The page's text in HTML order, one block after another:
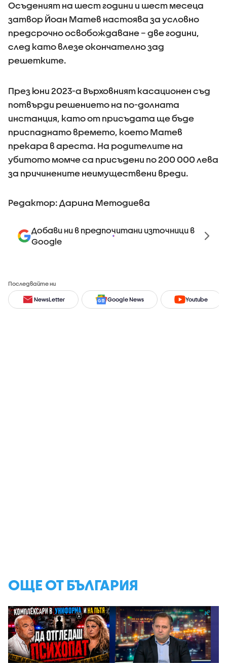
Осъденият на шест години и шест месеца
затвор Йоан Матев настоява за условно
предсрочно освобождаване – две години,
след като влезе окончателно зад
решетките.
През юни 2023-а Върховният касационен съд
потвърди решението на по-долната
инстанция, като от присъдата ще бъде
приспаднато времето, което Матев
прекара в ареста. На родителите на
убитото момче са присъдени по 200 000 лева
за причинените неимуществени вреди.
Редактор: Дарина Методиева
Добави ни в предпочитани източници в
Google
Последвайте ни
NewsLetter Google News Youtube
ОЩЕ ОТ БЪЛГАРИЯ